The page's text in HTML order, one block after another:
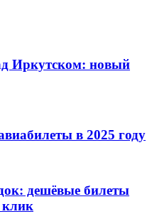
Иркутском: новый
в 2025 году
дешёвые билеты
клик